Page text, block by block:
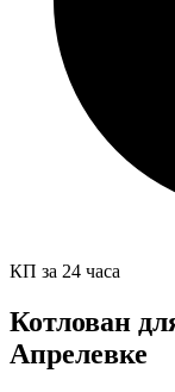
КП за 24 часа
Котлован
Апрелевке